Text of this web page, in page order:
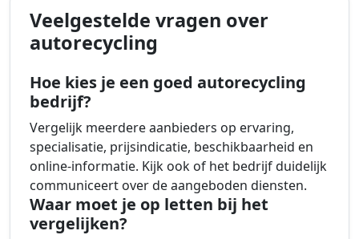
Veelgestelde vragen over
autorecycling
Hoe kies je een goed autorecycling
bedrijf?
Vergelijk meerdere aanbieders op ervaring,
specialisatie, prijsindicatie, beschikbaarheid en
online-informatie. Kijk ook of het bedrijf duidelijk
communiceert over de aangeboden diensten.
Waar moet je op letten bij het
vergelijken?